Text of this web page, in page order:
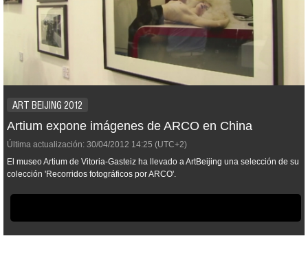
ART BEIJING 2012
Artium expone imágenes de ARCO en China
Última actualización: 30/04/2012 14:25 (UTC+2)
El museo Artium de Vitoria-Gasteiz ha llevado a ArtBeijing una selección de su
colección 'Recorridos fotográficos por ARCO'.